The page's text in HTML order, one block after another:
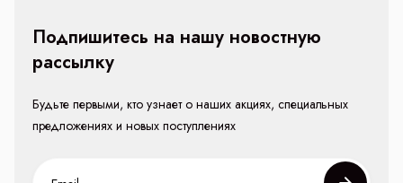
Подпишитесь на нашу новостную
рассылку
Будьте первыми, кто узнает о наших акциях, специальных
предложениях и новых поступлениях